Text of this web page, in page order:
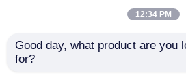
JIS規格認証 鏡面仕上
12:34 PM
Good day, what product are you
for?